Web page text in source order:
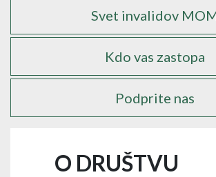
Svet invalidov
Kdo vas zastopa
Podprite nas
O DRUŠTVU